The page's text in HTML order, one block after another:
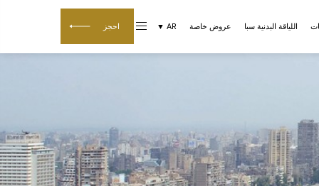
احجز اللياقة البدنية سبا عروض خاصة AR ▼